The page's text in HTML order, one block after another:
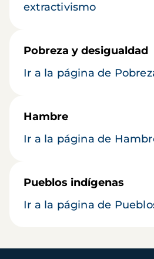
extractivismo
Pobreza y desigualdad
Ir a la página de
Hambre
Ir a la página de
Pueblos indígenas
Ir a la página de